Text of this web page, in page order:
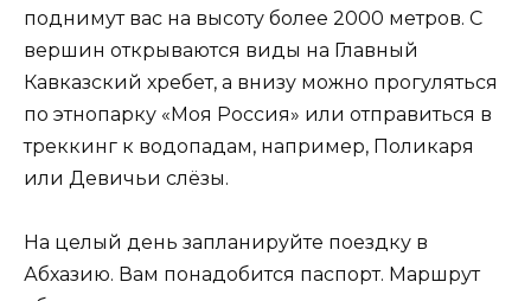
поднимут вас на высоту более 2000 метров. С
вершин открываются виды на Главный
Кавказский хребет, а внизу можно прогуляться
по этнопарку «Моя Россия» или отправиться в
треккинг к водопадам, например, Поликаря
или Девичьи слёзы.
На целый день запланируйте поездку в
Абхазию. Вам понадобится паспорт. Маршрут